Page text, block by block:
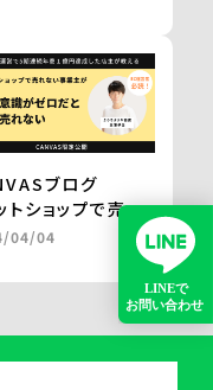
浦卓也氏
ブログ
トショップで売れ
業主が陥る罠。
意識がゼロだと一
ない。』
04/04